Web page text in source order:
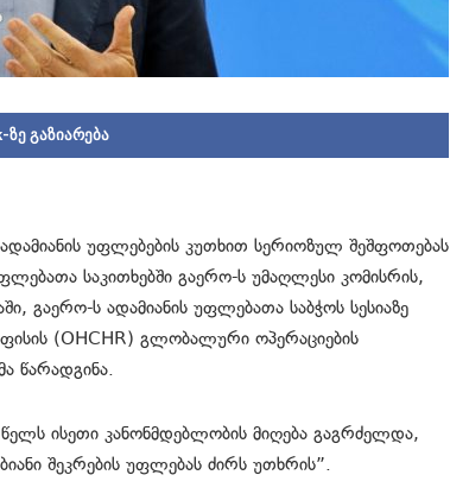
ზე გაზიარება
უფლებების კუთხით სერიოზულ შეშფოთებას
საკითხებში გაერო-ს უმაღლესი კომისრის,
ს ადამიანის უფლებათა საბჭოს სესიაზე
(OHCHR) გლობალური ოპერაციების
წარადგინა.
ისეთი კანონმდებლობის მიღება გაგრძელდა,
შეკრების უფლებას ძირს უთხრის”.